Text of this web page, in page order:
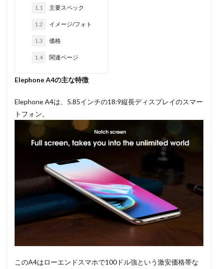
1.1 主要スペック
1.2 イメージ/フォト
1.3 価格
1.4 関連ページ
Elephone A4の主な特徴
Elephone A4は、5.85インチの18:9縦長ディスプレイのスマー
トフォン。
このA4はローエンドスマホで100ドル強という激安価格帯な